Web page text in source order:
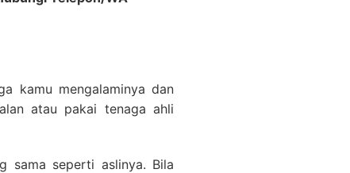
kamu mengalaminya dan
atau pakai tenaga ahli
sama seperti aslinya. Bila